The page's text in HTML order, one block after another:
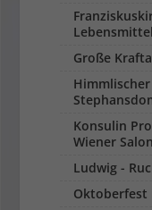
Große
Konsulin
Wiener Salon
Ludwig -
Oktoberfest